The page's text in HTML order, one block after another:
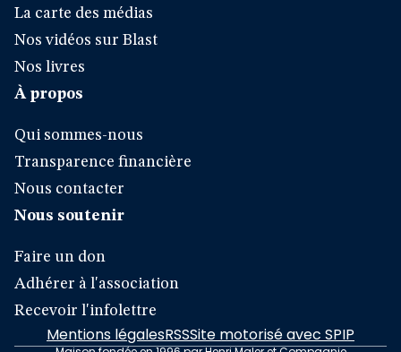
La carte des médias
Nos vidéos sur Blast
Nos livres
À propos
Qui sommes-nous
Transparence financière
Nous contacter
Nous soutenir
Faire un don
Adhérer à l'association
Recevoir l'infolettre
Mentions légalesRSSSite motorisé avec SPIP